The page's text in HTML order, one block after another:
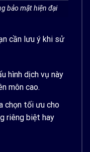
bảo mật hiện đại
cần lưu ý khi sử
hình dịch vụ này
môn cao.
chọn tối ưu cho
riêng biệt hay